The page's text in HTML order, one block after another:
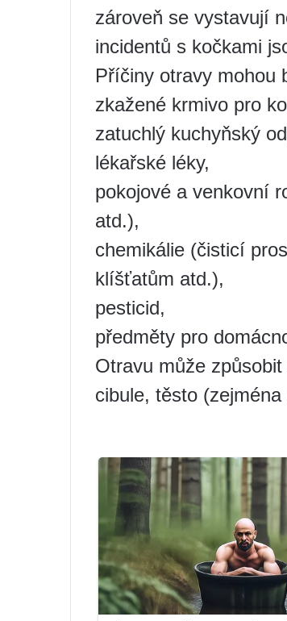
zároveň se vystavují
incidentů s kočkami
Příčiny otravy mohou
zkažené krmivo pro
zatuchlý kuchyňský
lékařské léky,
pokojové a venkovní
atd.),
chemikálie (čisticí
klíšťatům atd.),
pesticid,
předměty pro
Otravu může
cibule, těsto